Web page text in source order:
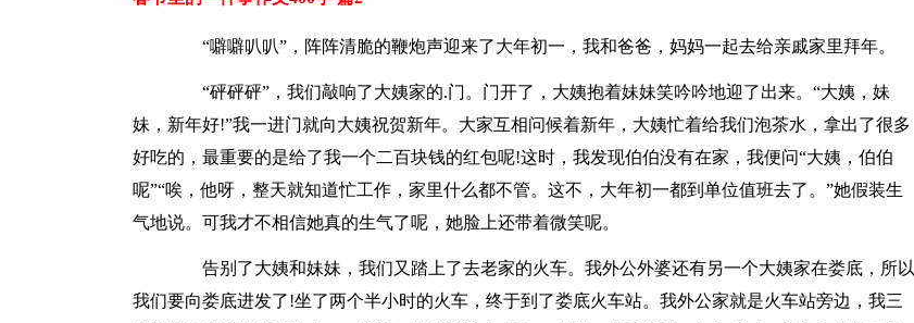
“噼噼叭叭”，阵阵清脆的鞭炮声迎来了大年初一，我和爸爸，妈妈一起去给亲戚家里拜年。
“砰砰砰”，我们敲响了大姨家的.门。门开了，大姨抱着妹妹笑吟吟地迎了出来。“大姨，妹
妹，新年好!”我一进门就向大姨祝贺新年。大家互相问候着新年，大姨忙着给我们泡茶水，拿出了很多
好吃的，最重要的是给了我一个二百块钱的红包呢!这时，我发现伯伯没有在家，我便问“大姨，伯伯
呢”“唉，他呀，整天就知道忙工作，家里什么都不管。这不，大年初一都到单位值班去了。”她假装生
气地说。可我才不相信她真的生气了呢，她脸上还带着微笑呢。
告别了大姨和妹妹，我们又踏上了去老家的火车。我外公外婆还有另一个大姨家在娄底，所以
我们要向娄底进发了!坐了两个半小时的火车，终于到了娄底火车站。我外公家就是火车站旁边，我三